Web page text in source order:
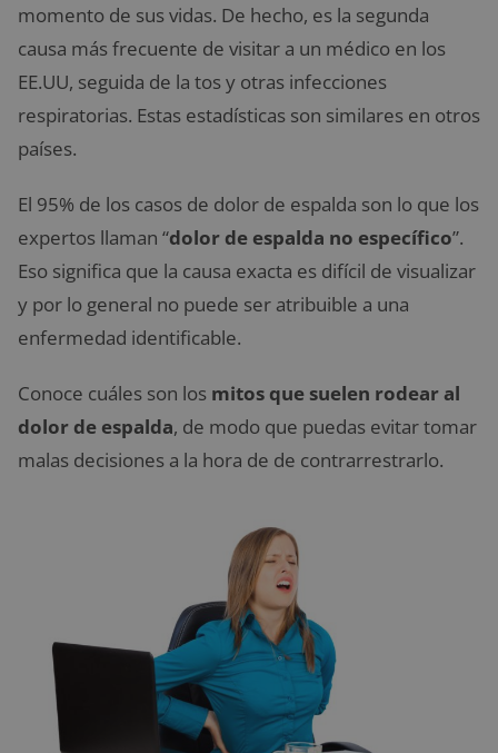
momento de sus vidas. De hecho, es la segunda
causa más frecuente de visitar a un médico en los
EE.UU, seguida de la tos y otras infecciones
respiratorias. Estas estadísticas son similares en otros
países.
El 95% de los casos de dolor de espalda son lo que los
expertos llaman “dolor de espalda no específico”.
Eso significa que la causa exacta es difícil de visualizar
y por lo general no puede ser atribuible a una
enfermedad identificable.
Conoce cuáles son los mitos que suelen rodear al
dolor de espalda, de modo que puedas evitar tomar
malas decisiones a la hora de de contrarrestrarlo.